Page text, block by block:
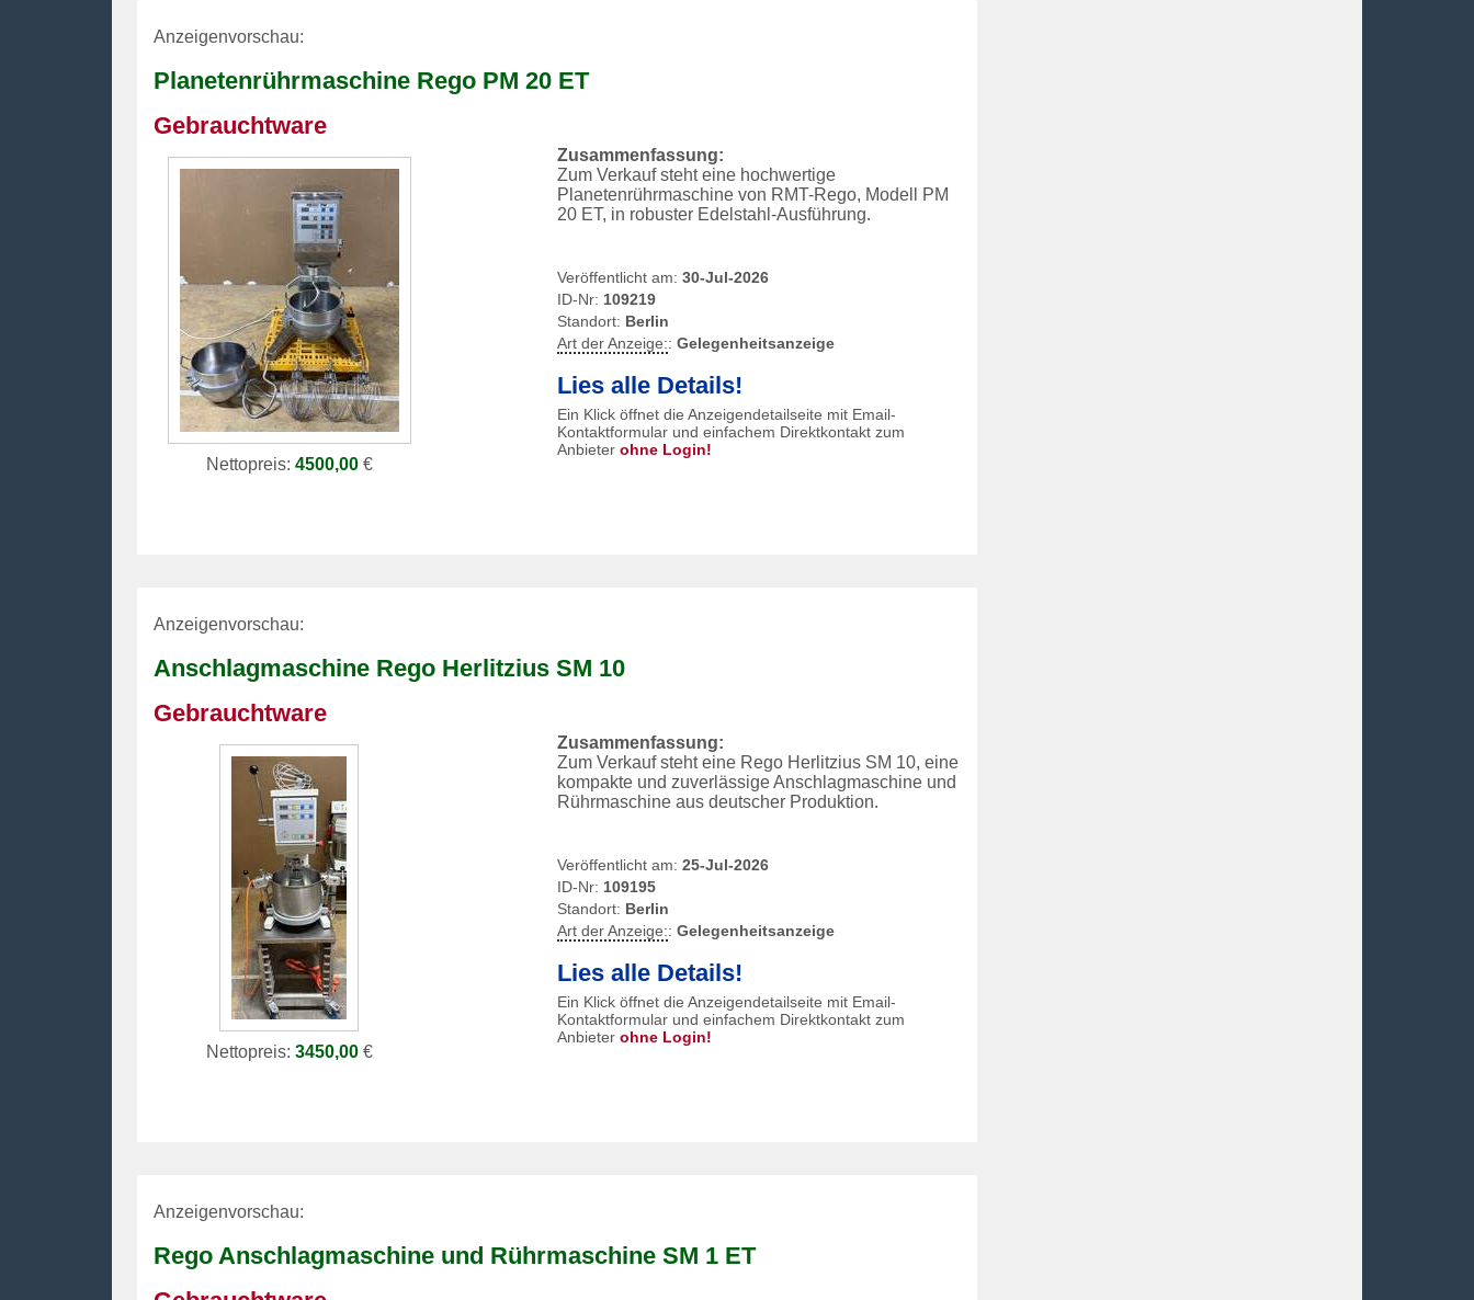
Anzeigenvorschau:
Planetenrührmaschine Rego PM 20 ET
Gebrauchtware
Nettopreis: 4500,00€
Zusammenfassung:
Zum Verkauf steht eine hochwertige
Planetenrührmaschine von RMT-Rego, Modell PM
20 ET, in robuster Edelstahl-Ausführung.
Veröffentlicht am: 30-Jul-2026
ID-Nr: 109219
Standort: Berlin
Art der Anzeige:: Gelegenheitsanzeige
Lies alle Details!
Ein Klick öffnet die Anzeigendetailseite mit Email-
Kontaktformular und einfachem Direktkontakt zum
Anbieter ohne Login!
Anzeigenvorschau:
Anschlagmaschine Rego Herlitzius SM 10
Gebrauchtware
Nettopreis: 3450,00€
Zusammenfassung:
Zum Verkauf steht eine Rego Herlitzius SM 10, eine
kompakte und zuverlässige Anschlagmaschine und
Rührmaschine aus deutscher Produktion.
Veröffentlicht am: 25-Jul-2026
ID-Nr: 109195
Standort: Berlin
Art der Anzeige:: Gelegenheitsanzeige
Lies alle Details!
Ein Klick öffnet die Anzeigendetailseite mit Email-
Kontaktformular und einfachem Direktkontakt zum
Anbieter ohne Login!
Anzeigenvorschau:
Rego Anschlagmaschine und Rührmaschine SM 1 ET